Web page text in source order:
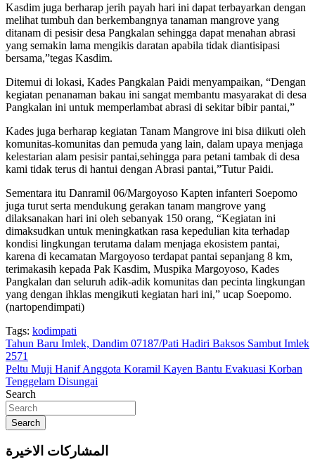
Kasdim juga berharap jerih payah hari ini dapat terbayarkan dengan
melihat tumbuh dan berkembangnya tanaman mangrove yang
ditanam di pesisir desa Pangkalan sehingga dapat menahan abrasi
yang semakin lama mengikis daratan apabila tidak diantisipasi
bersama,”tegas Kasdim.
Ditemui di lokasi, Kades Pangkalan Paidi menyampaikan, “Dengan
kegiatan penanaman bakau ini sangat membantu masyarakat di desa
Pangkalan ini untuk memperlambat abrasi di sekitar bibir pantai,”
Kades juga berharap kegiatan Tanam Mangrove ini bisa diikuti oleh
komunitas-komunitas dan pemuda yang lain, dalam upaya menjaga
kelestarian alam pesisir pantai,sehingga para petani tambak di desa
kami tidak terus di hantui dengan Abrasi pantai,”Tutur Paidi.
Sementara itu Danramil 06/Margoyoso Kapten infanteri Soepomo
juga turut serta mendukung gerakan tanam mangrove yang
dilaksanakan hari ini oleh sebanyak 150 orang, “Kegiatan ini
dimaksudkan untuk meningkatkan rasa kepedulian kita terhadap
kondisi lingkungan terutama dalam menjaga ekosistem pantai,
karena di kecamatan Margoyoso terdapat pantai sepanjang 8 km,
terimakasih kepada Pak Kasdim, Muspika Margoyoso, Kades
Pangkalan dan seluruh adik-adik komunitas dan pecinta lingkungan
yang dengan ihklas mengikuti kegiatan hari ini,” ucap Soepomo.
(nartopendimpati)
Tags: kodimpati
Navigasi
pos
Tahun Baru Imlek, Dandim 07187/Pati Hadiri Baksos Sambut Imlek
2571
Peltu Muji Hanif Anggota Koramil Kayen Bantu Evakuasi Korban
Tenggelam Disungai
Search
Search
المشاركات الاخيرة